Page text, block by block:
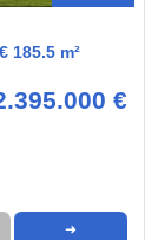
185.5 m²
€
➜